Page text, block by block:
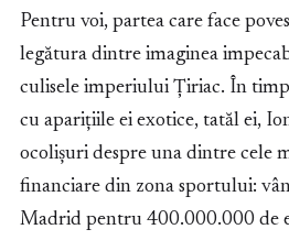
Pentru voi, partea care face
legătura dintre imaginea
culisele imperiului Țiriac. În
cu aparițiile ei exotice, tatăl ei,
ocolișuri despre una dintre cele
financiare din zona sportului:
Madrid pentru 400.000.000 de